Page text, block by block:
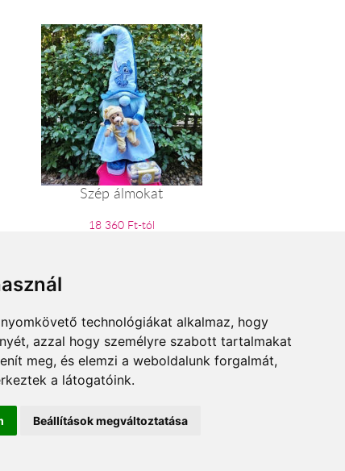
technológiákat alkalmaz, hogy
azzal hogy személyre szabott tartalmakat
meg, és elemzi a weboldalunk forgalmát,
a látogatóink.
Beállítások megváltoztatása
Szép álmokat
18 360 Ft-tól